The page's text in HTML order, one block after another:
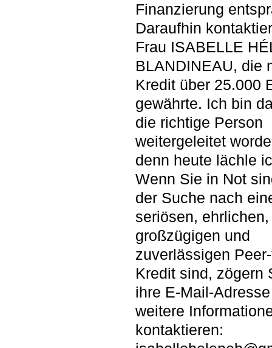
Finanzierung
Daraufhin
Frau ISABELLE
BLANDINEAU, die
Kredit über 25.000
gewährte. Ich bin
die richtige Person
weitergeleitet
denn heute lächle
Wenn Sie in Not
der Suche nach
seriösen, ehrlichen,
großzügigen und
zuverlässigen
Kredit sind, zögern
ihre E-Mail-
weitere
kontaktieren: